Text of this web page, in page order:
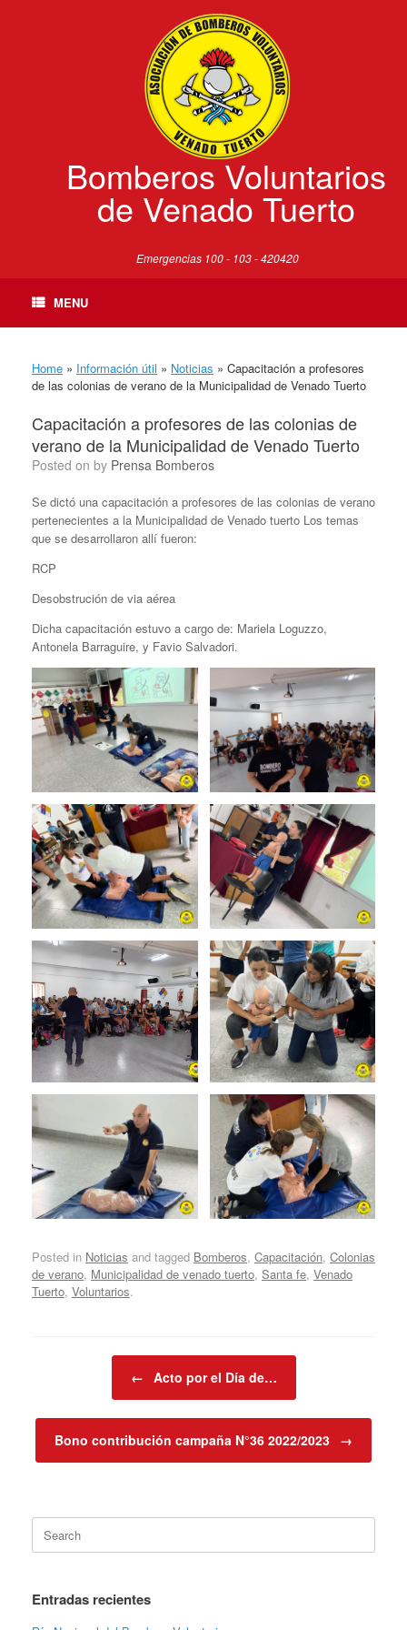
Bomberos Voluntarios
de Venado Tuerto
Emergencias 100 - 103 - 420420
MENU
Home » Información útil » Noticias » Capacitación a profesores
de las colonias de verano de la Municipalidad de Venado Tuerto
Capacitación a profesores de las colonias de
verano de la Municipalidad de Venado Tuerto
Posted on by Prensa Bomberos
Se dictó una capacitación a profesores de las colonias de verano
pertenecientes a la Municipalidad de Venado tuerto Los temas
que se desarrollaron allí fueron:
RCP
Desobstrución de via aérea
Dicha capacitación estuvo a cargo de: Mariela Loguzzo,
Antonela Barraguire, y Favio Salvadori.
Posted in Noticias and tagged Bomberos, Capacitación, Colonias
de verano, Municipalidad de venado tuerto, Santa fe, Venado
Tuerto, Voluntarios.
← Acto por el Día de…
Bono contribución campaña N°36 2022/2023 →
for:
Entradas recientes